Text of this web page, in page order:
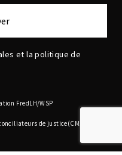
et la politique de
FredLH/WSP
de justice(CM2C)